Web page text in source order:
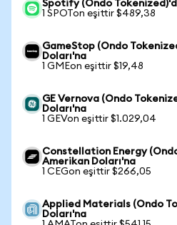
Spotify (Ondo
1 SPOTon eşittir $489,38
GameStop (Ondo
Doları'na
1 GMEon eşittir $19,48
GE Vernova (Ondo
Doları'na
1 GEVon eşittir $1.029,04
Constellation Energy
Amerikan Doları'na
1 CEGon eşittir $266,05
Applied Materials (Ondo
Doları'na